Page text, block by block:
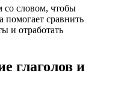
со словом, чтобы
помогает сравнить
и отработать
глаголов и